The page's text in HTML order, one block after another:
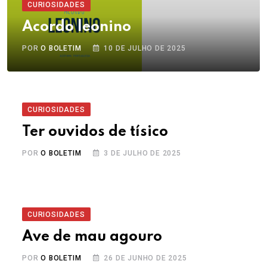
CURIOSIDADES
Acordo leonino
PORO BOLETIM 10 DE JULHO DE 2025
CURIOSIDADES
Ter ouvidos de tísico
PORO BOLETIM 3 DE JULHO DE 2025
CURIOSIDADES
Ave de mau agouro
PORO BOLETIM 26 DE JUNHO DE 2025